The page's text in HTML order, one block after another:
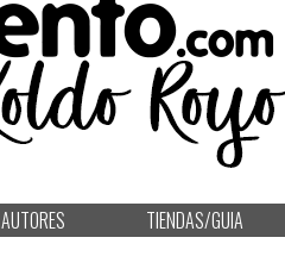
AUTORES TIENDAS/GUIA